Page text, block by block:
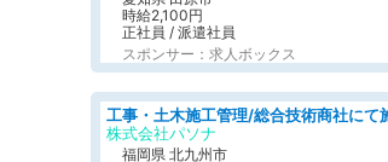
時給2,100円
正社員 / 派遣社員
スポンサー：求人ボックス
株式会社パソナ
福岡県 北九州市